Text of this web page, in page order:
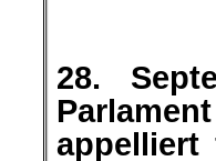
28.
Parlament
appelliert